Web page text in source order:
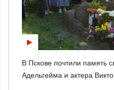
В Пскове почтили память
Адельгейма и актера